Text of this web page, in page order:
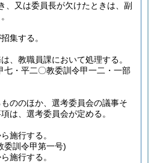
、又は委員長が欠けたときは、副
集する。
、教職員課において処理する。
七・平二〇教委訓令甲一二・一部
ののほか、選考委員会の議事そ
は、選考委員会が定める。
施行する。
委訓令甲第一号)
施行する。